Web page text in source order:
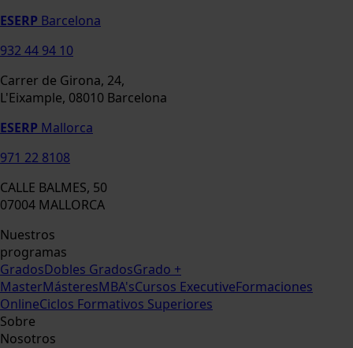
ESERP Barcelona
932 44 94 10
Carrer de Girona, 24,
L'Eixample, 08010 Barcelona
ESERP Mallorca
971 22 8108
CALLE BALMES, 50
07004 MALLORCA
Nuestros
programas
GradosDobles GradosGrado +
MasterMásteresMBA'sCursos ExecutiveFormaciones
OnlineCiclos Formativos Superiores
Sobre
Nosotros